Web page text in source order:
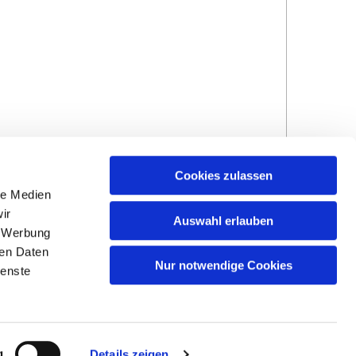
Medien
Daten
Cookies zulassen
Auswahl erlauben
Nur notwendige Cookies
Impressum und